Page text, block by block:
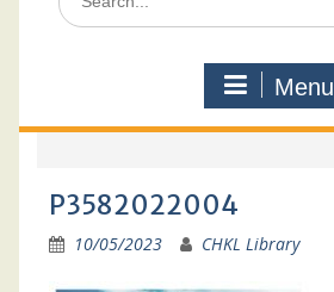
for:
Menu
P3582022004
10/05/2023 CHKL Library